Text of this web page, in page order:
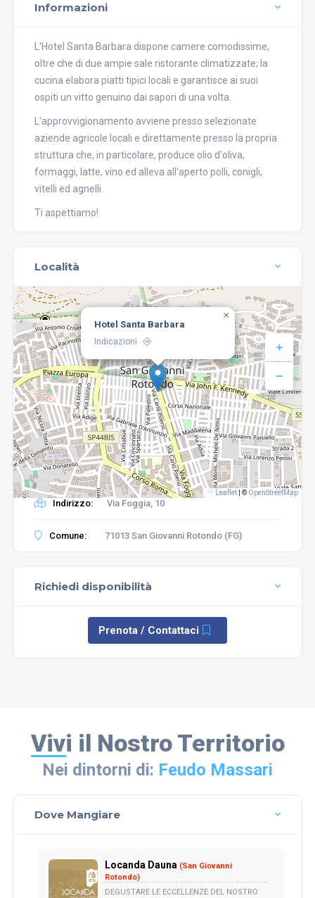
Informazioni
L'Hotel Santa Barbara dispone camere comodissime,
oltre che di due ampie sale ristorante climatizzate; la
cucina elabora piatti tipici locali e garantisce ai suoi
ospiti un vitto genuino dai sapori di una volta.
L'approvvigionamento avviene presso selezionate
aziende agricole locali e direttamente presso la propria
struttura che, in particolare, produce olio d'oliva,
formaggi, latte, vino ed alleva all'aperto polli, conigli,
vitelli ed agnelli.
Ti aspettiamo!
Località
Hotel Santa Barbara
Indicazioni
×
Leaflet © OpenStreetMap
Indirizzo: Via Foggia, 10
Comune: 71013 San Giovanni Rotondo (FG)
Richiedi disponibilità
Prenota / Contattaci
Vivi il Nostro Territorio
Nei dintorni di: Feudo Massari
Dove Mangiare
Locanda Dauna (San Giovanni
Rotondo)
DEGUSTARE LE ECCELLENZE DEL NOSTRO